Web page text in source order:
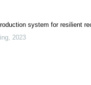
system for resilient
, 2023